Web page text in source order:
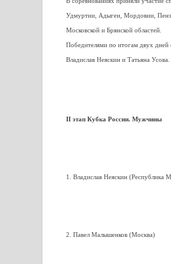
Удмуртии, Адыгеи, Мордовии,
Московской и Брянской областей.
Победителями по итогам двух дней
Владислав Неяскин и Татьяна Усова.
II этап Кубка России. Мужчины
1. Владислав Неяскин (Республика
2. Павел Малышенков (Москва)